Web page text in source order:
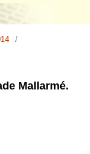
/
Mallarmé.